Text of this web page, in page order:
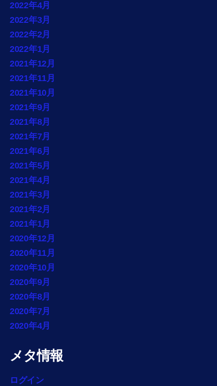
2022年4月
2022年3月
2022年2月
2022年1月
2021年12月
2021年11月
2021年10月
2021年9月
2021年8月
2021年7月
2021年6月
2021年5月
2021年4月
2021年3月
2021年2月
2021年1月
2020年12月
2020年11月
2020年10月
2020年9月
2020年8月
2020年7月
2020年4月
メタ情報
ログイン